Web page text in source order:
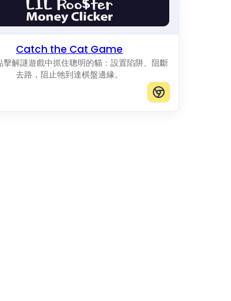
Catch the Cat Game
擊解謎遊戲中抓住聰明的貓：設置陷阱、阻斷
去路，阻止牠到達棋盤邊緣。